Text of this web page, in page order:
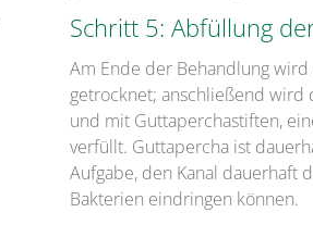
Schritt 5: Abfüllung
Am Ende der Behandlung
getrocknet; anschließend wird
und mit Guttaperchastiften,
verfüllt. Guttapercha ist
Aufgabe, den Kanal dauerhaft
Bakterien eindringen können.